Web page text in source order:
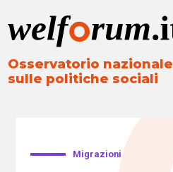
Osservatorio nazionale
sulle politiche sociali
Migrazioni